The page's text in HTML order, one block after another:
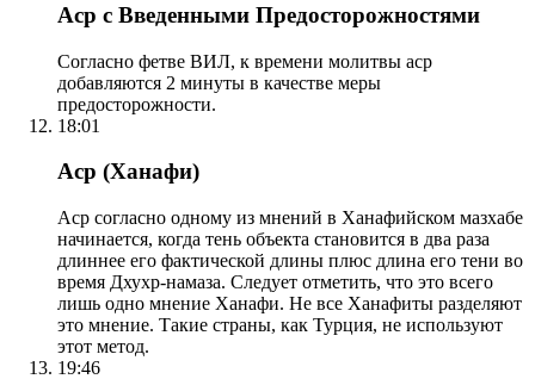
Аср с Введенными Предосторожностями
Согласно фетве ВИЛ, к времени молитвы аср
добавляются 2 минуты в качестве меры
предосторожности.
18:01
Аср (Ханафи)
Аср согласно одному из мнений в Ханафийском мазхабе
начинается, когда тень объекта становится в два раза
длиннее его фактической длины плюс длина его тени во
время Дхухр-намаза. Следует отметить, что это всего
лишь одно мнение Ханафи. Не все Ханафиты разделяют
это мнение. Такие страны, как Турция, не используют
этот метод.
19:46